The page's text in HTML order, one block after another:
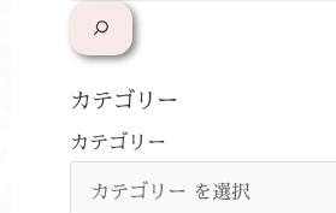
カテゴリー
カテゴリー